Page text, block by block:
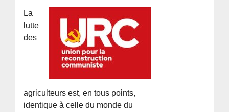
La
lutte
des
agriculteurs est, en tous points,
identique à celle du monde du